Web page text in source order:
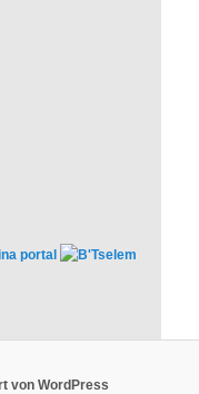
von WordPress